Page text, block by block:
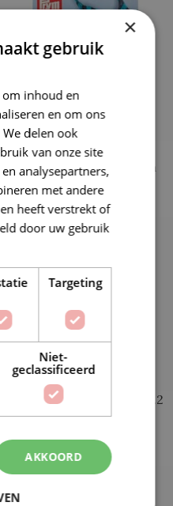
Prym Bikini-
Ceintuursluiting 20mm
transparant
Prym Haken en ogen nr.2
Zwart
×
gebruik
om inhoud en
en om ons
delen ook
van onze site
analysepartners,
met andere
heeft verstrekt of
door uw gebruik
Targeting
Niet-
geclassificeerd
AKKOORD